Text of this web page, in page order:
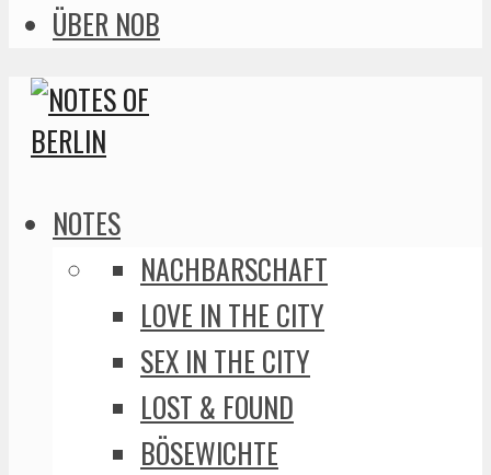
ÜBER NOB
NOTES
NACHBARSCHAFT
LOVE IN THE CITY
SEX IN THE CITY
LOST & FOUND
BÖSEWICHTE